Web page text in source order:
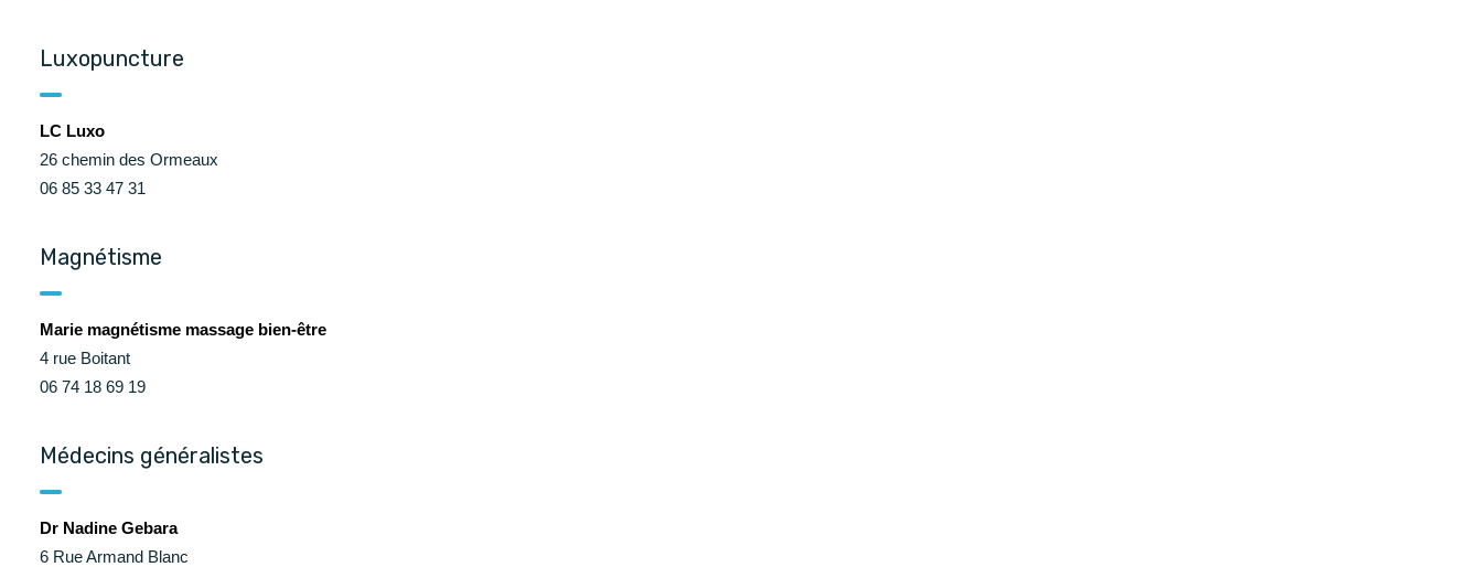
Luxopuncture
LC Luxo
26 chemin des Ormeaux
06 85 33 47 31
Magnétisme
Marie magnétisme massage bien-être
4 rue Boitant
06 74 18 69 19
Médecins généralistes
Dr Nadine Gebara
6 Rue Armand Blanc